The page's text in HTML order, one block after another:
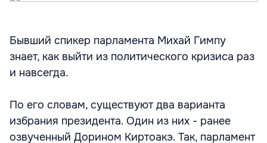
Бывший спикер парламента Михай Гимпу
знает, как выйти из политического кризиса раз
и навсегда.
По его словам, существуют два варианта
избрания президента. Один из них - ранее
озвученный Дорином Киртоакэ. Так, парламент